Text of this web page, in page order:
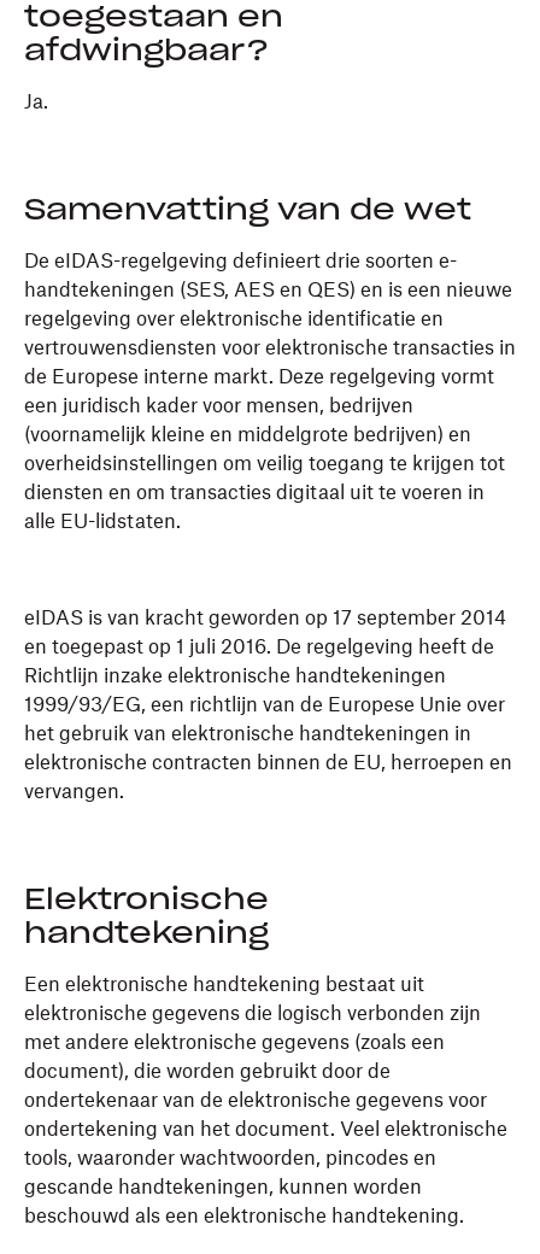
toegestaan en
afdwingbaar?
Ja.
Samenvatting van de wet
De eIDAS-regelgeving definieert drie soorten e-
handtekeningen (SES, AES en QES) en is een nieuwe
regelgeving over elektronische identificatie en
vertrouwensdiensten voor elektronische transacties in
de Europese interne markt. Deze regelgeving vormt
een juridisch kader voor mensen, bedrijven
(voornamelijk kleine en middelgrote bedrijven) en
overheidsinstellingen om veilig toegang te krijgen tot
diensten en om transacties digitaal uit te voeren in
alle EU-lidstaten.
eIDAS is van kracht geworden op 17 september 2014
en toegepast op 1 juli 2016. De regelgeving heeft de
Richtlijn inzake elektronische handtekeningen
1999/93/EG, een richtlijn van de Europese Unie over
het gebruik van elektronische handtekeningen in
elektronische contracten binnen de EU, herroepen en
vervangen.
Elektronische
handtekening
Een elektronische handtekening bestaat uit
elektronische gegevens die logisch verbonden zijn
met andere elektronische gegevens (zoals een
document), die worden gebruikt door de
ondertekenaar van de elektronische gegevens voor
ondertekening van het document. Veel elektronische
tools, waaronder wachtwoorden, pincodes en
gescande handtekeningen, kunnen worden
beschouwd als een elektronische handtekening.